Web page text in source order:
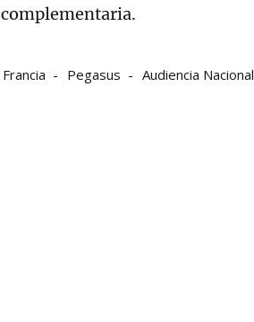
complementaria.
Francia Pegasus Audiencia Nacional